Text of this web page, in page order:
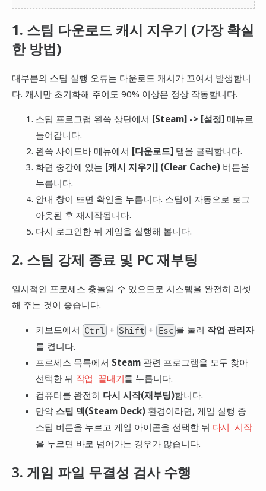
1. 스팀 다운로드 캐시 지우기 (가장 확실
한 방법)
대부분의 스팀 실행 오류는 다운로드 캐시가 꼬여서 발생합니
다. 캐시만 초기화해 주어도 90% 이상은 정상 작동합니다.
스팀 프로그램 왼쪽 상단에서 [Steam] -> [설정]메뉴로
들어갑니다.
왼쪽 사이드바 메뉴에서 [다운로드]탭을 클릭합니다.
화면 중간에 있는 [캐시 지우기] (Clear Cache)버튼을
누릅니다.
안내 창이 뜨면 확인을 누릅니다. 스팀이 자동으로 로그
아웃된 후 재시작됩니다.
다시 로그인한 뒤 게임을 실행해 봅니다.
2. 스팀 강제 종료 및 PC 재부팅
일시적인 프로세스 충돌일 수 있으므로 시스템을 완전히 리셋
해 주는 것이 좋습니다.
키보드에서 Ctrl + Shift + Esc 를 눌러 작업 관리자
를 켭니다.
프로세스 목록에서 Steam관련 프로그램을 모두 찾아
선택한 뒤 작업 끝내기 를 누릅니다.
컴퓨터를 완전히 다시 시작(재부팅)합니다.
만약 스팀 덱(Steam Deck)환경이라면, 게임 실행 중
스팀 버튼을 누르고 게임 아이콘을 선택한 뒤 다시 시작
을 누르면 바로 넘어가는 경우가 많습니다.
3. 게임 파일 무결성 검사 수행